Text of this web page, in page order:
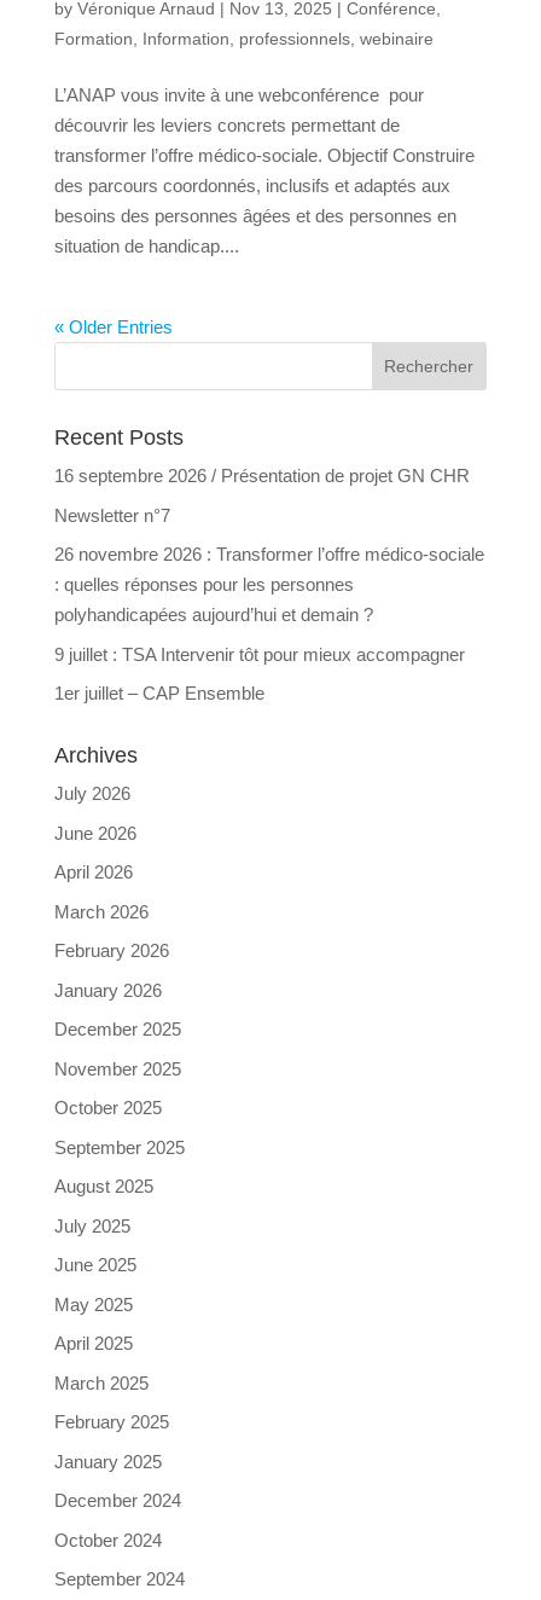
by Véronique Arnaud | Nov 13, 2025 | Conférence
Formation
Information professionnels, webinaire
L’ANAP vous invite à une webconférence pour
découvrir les leviers concrets permettant de
transformer l’offre médico-sociale. Objectif Construire
des parcours coordonnés, inclusifs et adaptés aux
besoins des personnes âgées et des personnes en
situation de handicap....
« Older Entries
Recent Posts
16 septembre 2026 / Présentation de projet GN CHR
Newsletter n°7
26 novembre 2026 : Transformer l’offre médico-sociale
: quelles réponses pour les personnes
polyhandicapées aujourd’hui et demain ?
9 juillet : TSA Intervenir tôt pour mieux accompagner
1er juillet – CAP Ensemble
Archives
July 2026
June 2026
April 2026
March 2026
February 2026
January 2026
December 2025
November 2025
October 2025
September 2025
August 2025
July 2025
June 2025
May 2025
April 2025
March 2025
February 2025
January 2025
December 2024
October 2024
September 2024